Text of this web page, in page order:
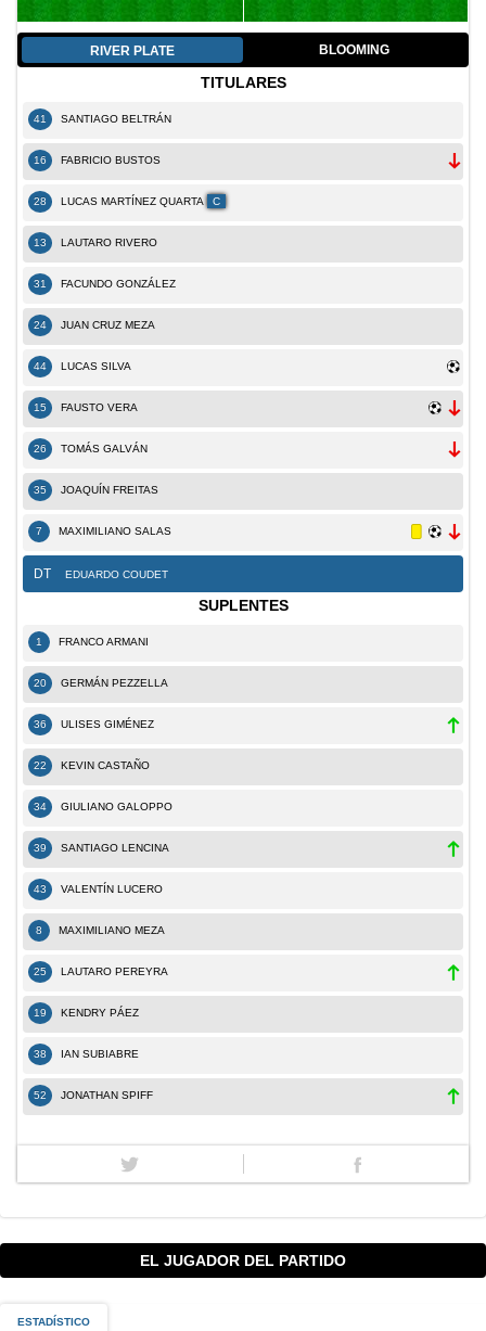
RIVER PLATE BLOOMING
TITULARES
41 SANTIAGO BELTRÁN
16 FABRICIO BUSTOS
28 LUCAS MARTÍNEZ QUARTA C
13 LAUTARO RIVERO
31 FACUNDO GONZÁLEZ
24 JUAN CRUZ MEZA
44 LUCAS SILVA
15 FAUSTO VERA
26 TOMÁS GALVÁN
35 JOAQUÍN FREITAS
7 MAXIMILIANO SALAS
DT EDUARDO COUDET
SUPLENTES
1 FRANCO ARMANI
20 GERMÁN PEZZELLA
36 ULISES GIMÉNEZ
22 KEVIN CASTAÑO
34 GIULIANO GALOPPO
39 SANTIAGO LENCINA
43 VALENTÍN LUCERO
8 MAXIMILIANO MEZA
25 LAUTARO PEREYRA
19 KENDRY PÁEZ
38 IAN SUBIABRE
52 JONATHAN SPIFF
EL JUGADOR DEL PARTIDO
ESTADÍSTICO